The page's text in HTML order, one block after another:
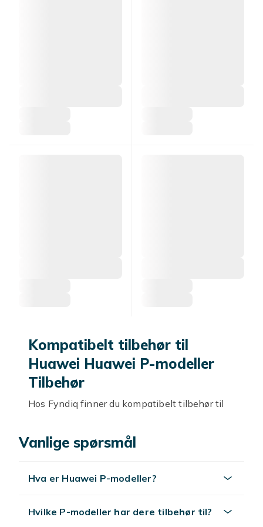
Kompatibelt tilbehør til
Huawei Huawei P-modeller
Tilbehør
Hos Fyndiq finner du kompatibelt tilbehør til
Huawei P-modeller Tilbehør
modeller Tilbehør beskytter telefonen. Velg
Vanlige spørsmål
Hva er Huawei P-modeller?
Hvilke P-modeller har dere tilbehør til?